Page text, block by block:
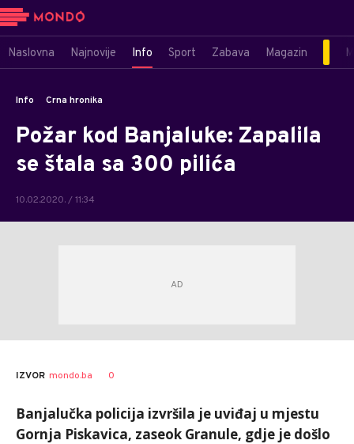
Naslovna Najnovije Info Sport Zabava Magazin
Info Crna hronika
Požar kod Banjaluke: Zapalila
se štala sa 300 pilića
10.02.2020. / 11:34
IZVOR mondo.ba 0
Banjalučka policija izvršila je uviđaj u mjestu
Gornja Piskavica, zaseok Granule, gdje je došlo